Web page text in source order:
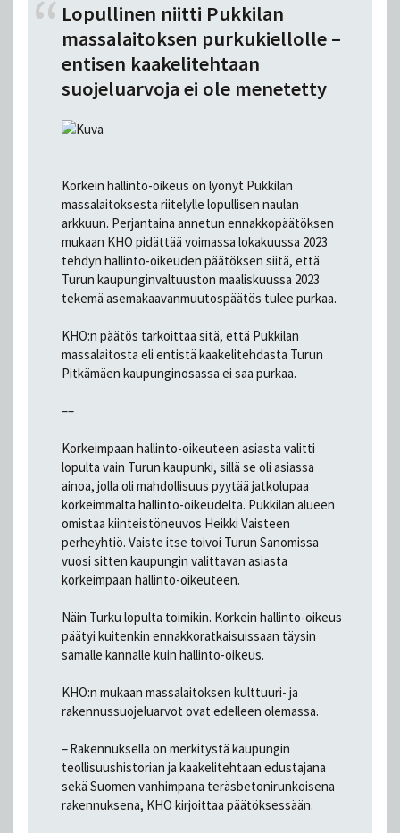
Lopullinen niitti Pukkilan
massalaitoksen purkukiellolle –
entisen kaakelitehtaan
suojeluarvoja ei ole menetetty
Korkein hallinto-oikeus on lyönyt Pukkilan
massalaitoksesta riitelylle lopullisen naulan
arkkuun. Perjantaina annetun ennakkopäätöksen
mukaan KHO pidättää voimassa lokakuussa 2023
tehdyn hallinto-oikeuden päätöksen siitä, että
Turun kaupunginvaltuuston maaliskuussa 2023
tekemä asemakaavanmuutospäätös tulee purkaa.
KHO:n päätös tarkoittaa sitä, että Pukkilan
massalaitosta eli entistä kaakelitehdasta Turun
Pitkämäen kaupunginosassa ei saa purkaa.
––
Korkeimpaan hallinto-oikeuteen asiasta valitti
lopulta vain Turun kaupunki, sillä se oli asiassa
ainoa, jolla oli mahdollisuus pyytää jatkolupaa
korkeimmalta hallinto-oikeudelta. Pukkilan alueen
omistaa kiinteistöneuvos Heikki Vaisteen
perheyhtiö. Vaiste itse toivoi Turun Sanomissa
vuosi sitten kaupungin valittavan asiasta
korkeimpaan hallinto-oikeuteen.
Näin Turku lopulta toimikin. Korkein hallinto-oikeus
päätyi kuitenkin ennakkoratkaisuissaan täysin
samalle kannalle kuin hallinto-oikeus.
KHO:n mukaan massalaitoksen kulttuuri- ja
rakennussuojeluarvot ovat edelleen olemassa.
– Rakennuksella on merkitystä kaupungin
teollisuushistorian ja kaakelitehtaan edustajana
sekä Suomen vanhimpana teräsbetonirunkoisena
rakennuksena, KHO kirjoittaa päätöksessään.